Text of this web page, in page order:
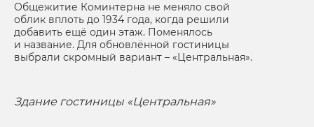
Общежитие Коминтерна не меняло свой
облик вплоть до 1934 года, когда решили
добавить ещё один этаж. Поменялось
и название. Для обновлённой гостиницы
выбрали скромный вариант – «Центральная».
Здание гостиницы «Центральная»